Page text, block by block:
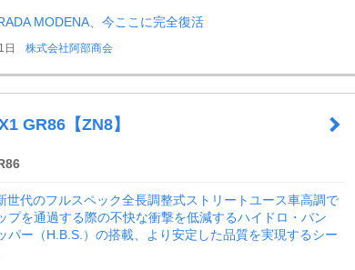
MODENA、今ここに完全復活
日 株式会社阿部商会
GR86【ZN8】
世代のフルスペック全長調整式ストリートユース車高調で
プを通過する際の不快な衝撃を低減するハイドロ・バン
パー（H.B.S.）の搭載、より安定した品質を実現するシー